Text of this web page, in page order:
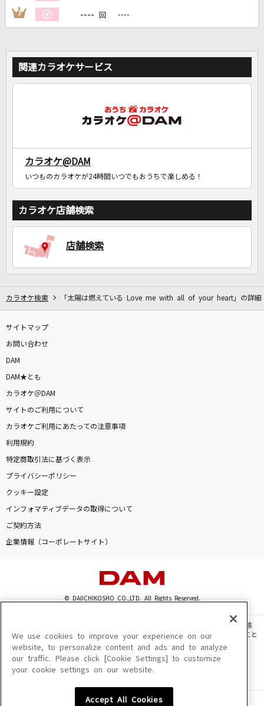
3 ---- 回 ----
関連カラオケサービス
カラオケ@DAM
いつものカラオケが24時間いつでもおうちで楽しめる！
カラオケ店舗検索
店舗検索
カラオケ検索 「太陽は燃えている Love me with all of your heart」の詳細
サイトマップ
お問い合わせ
DAM
DAM★とも
カラオケ＠DAM
サイトのご利用について
カラオケご利用にあたっての注意事項
利用規約
特定商取引法に基づく表示
プライバシーポリシー
クッキー設定
インフォマティブデータの取得について
ご契約方法
企業情報（コーポレートサイト）
© DAIICHIKOSHO CO.,LTD. All Rights Reserved.
このサイトに掲載されている一切の文章・画像・写真・動画・音声等を、手段や形態
を問わず、著作権法の定める範囲を超えて無断で複製、転載、ファイル化などすること
を禁じます。
楽曲及びコンテンツは、機種によりご利用いただけない場合があります。
楽曲及びコンテンツの配信日、配信内容が変更になる場合があります。
We use cookies to improve your experience on our
website, to personalize content and ads and to analyze
our traffic. Please click [Cookie Settings] to customize
your cookie settings on our website.
Accept All Cookies